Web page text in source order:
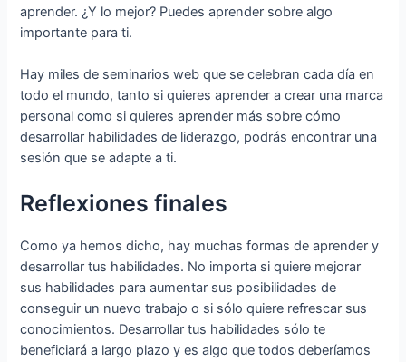
aprender. ¿Y lo mejor? Puedes aprender sobre algo
importante para ti.
Hay miles de seminarios web que se celebran cada día en
todo el mundo, tanto si quieres aprender a crear una marca
personal como si quieres aprender más sobre cómo
desarrollar habilidades de liderazgo, podrás encontrar una
sesión que se adapte a ti.
Reflexiones finales
Como ya hemos dicho, hay muchas formas de aprender y
desarrollar tus habilidades. No importa si quiere mejorar
sus habilidades para aumentar sus posibilidades de
conseguir un nuevo trabajo o si sólo quiere refrescar sus
conocimientos. Desarrollar tus habilidades sólo te
beneficiará a largo plazo y es algo que todos deberíamos